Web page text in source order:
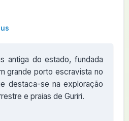
antiga do estado, fundada
grande porto escravista no
destaca-se na exploração
e praias de Guriri.